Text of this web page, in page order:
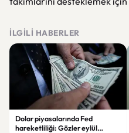
İLGILI HABERLER
Dolar piyasalarında Fed
hareketliliği: Gözler eylül